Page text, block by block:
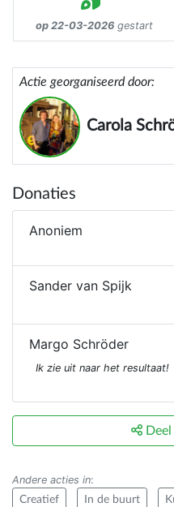
op 22-03-2026gestart
Actie georganiseerd door:
Carola
Donaties
Anoniem
Sander van Spijk
Margo Schröder
Ik zie uit naar het resultaat!
Andere acties in:
Creatief In de buurt